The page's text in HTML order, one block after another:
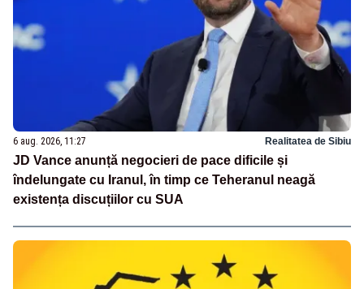
6 aug. 2026, 11:27 Realitatea de Sibiu
JD Vance anunță negocieri de pace dificile și
îndelungate cu Iranul, în timp ce Teheranul neagă
existența discuțiilor cu SUA